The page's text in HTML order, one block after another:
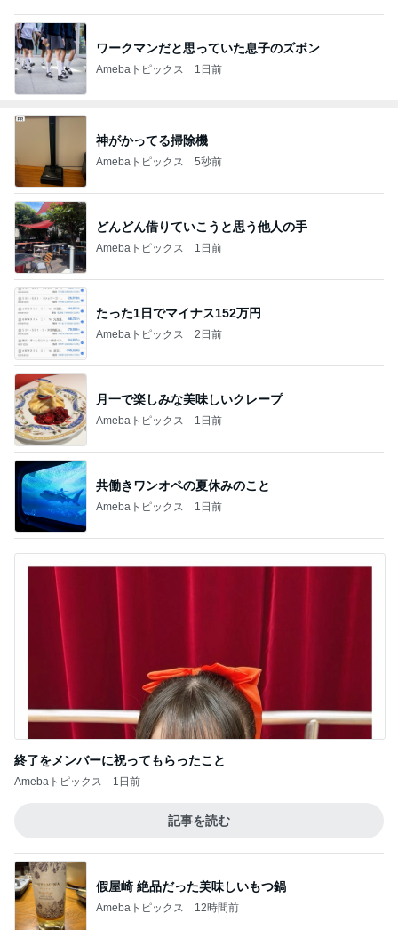
ワークマンだと思っていた息子のズボン
Amebaトピックス 1日前
神がかってる掃除機
Amebaトピックス 5秒前
どんどん借りていこうと思う他人の手
Amebaトピックス 1日前
たった1日でマイナス152万円
Amebaトピックス 2日前
月一で楽しみな美味しいクレープ
Amebaトピックス 1日前
共働きワンオペの夏休みのこと
Amebaトピックス 1日前
終了をメンバーに祝ってもらったこと
Amebaトピックス 1日前
記事を読む
假屋崎 絶品だった美味しいもつ鍋
Amebaトピックス 12時間前